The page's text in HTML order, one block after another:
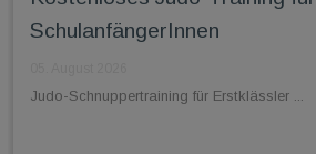
SchulanfängerInnen
Judo-Schnuppertraining für Erstklässler ...